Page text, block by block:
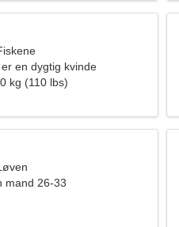
en dygtig kvinde
kg (110 lbs)
mand 26-33